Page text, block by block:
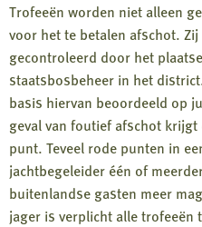
Trofeeën worden niet alleen
voor het te betalen afschot.
gecontroleerd door het
staatsbosbeheer in het
basis hiervan beoordeeld op
geval van foutief afschot
punt. Teveel rode punten in
jachtbegeleider één of
buitenlandse gasten meer
jager is verplicht alle